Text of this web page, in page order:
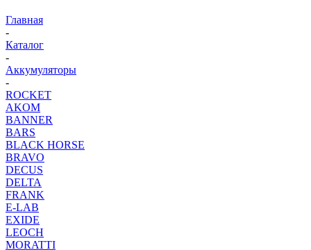
Главная
-
Каталог
-
Аккумуляторы
-
ROCKET
AKOM
BANNER
BARS
BLACK HORSE
BRAVO
DECUS
DELTA
FRANK
E-LAB
EXIDE
LEOCH
MORATTI